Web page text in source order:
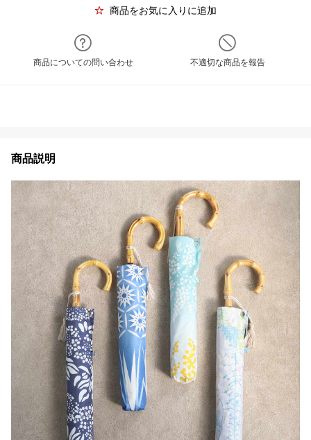
商品をお気に入りに追加
商品についての問い合わせ 不適切な商品を報告
商品説明